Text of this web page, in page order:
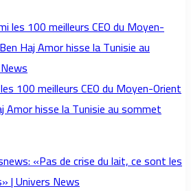
100 meilleurs CEO du Moyen-Orient
Amor hisse la Tunisie au sommet